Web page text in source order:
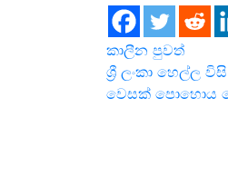
කාලීන පුවත්
Post
ශ්‍රී ලංකා හෙල්ල
වෙසක් පොහොය